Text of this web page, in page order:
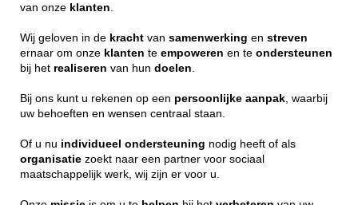
van onze klanten
Wij geloven in de kracht van samenwerking en streven
ernaar om onze klanten te empoweren en te ondersteunen
bij het realiseren van hun doelen
Bij ons kunt u rekenen op een persoonlijke aanpak , waarbij
uw behoeften en wensen centraal staan.
Of u nu individueel ondersteuning nodig heeft of als
organisatie zoekt naar een partner voor sociaal
maatschappelijk werk, wij zijn er voor u.